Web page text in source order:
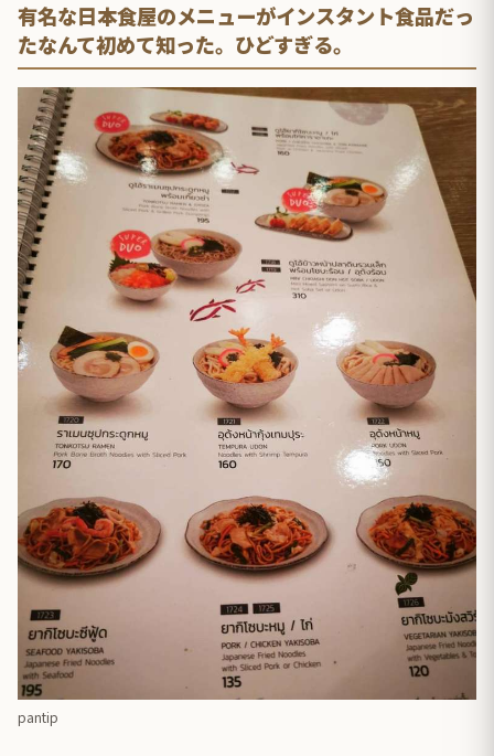
有名な日本食屋のメニューがインスタント食品だっ
たなんて初めて知った。ひどすぎる。
pantip